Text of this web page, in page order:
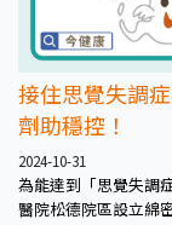
接住思覺失調
劑助穩控！
2024-10-31
為能達到「思覺失調
醫院松德院區設立綿